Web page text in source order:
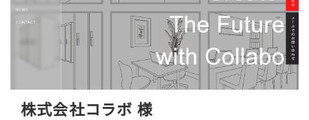
株式会社コラボ 様